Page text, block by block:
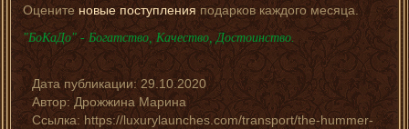
Оцените новые поступленияподарков каждого месяца.
"БоКаДо" - Богатство, Качество, Достоинство.
Дата публикации:29.10.2020
Автор:Дрожжина Марина
Ссылка: https://luxurylaunches.com/transport/the-hummer-